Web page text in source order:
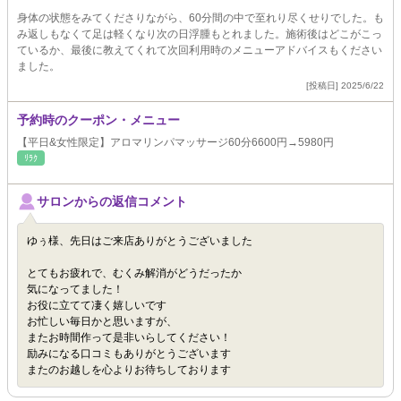
身体の状態をみてくださりながら、60分間の中で至れり尽くせりでした。も
み返しもなくて足は軽くなり次の日浮腫もとれました。施術後はどこがこっ
ているか、最後に教えてくれて次回利用時のメニューアドバイスもください
ました。
[投稿日] 2025/6/22
予約時のクーポン・メニュー
【平日&女性限定】アロマリンパマッサージ60分6600円→5980円
ﾘﾗｸ
サロンからの返信コメント
ゆぅ様、先日はご来店ありがとうございました
とてもお疲れで、むくみ解消がどうだったか
気になってました！
お役に立てて凄く嬉しいです
お忙しい毎日かと思いますが、
またお時間作って是非いらしてください！
励みになる口コミもありがとうございます
またのお越しを心よりお待ちしております